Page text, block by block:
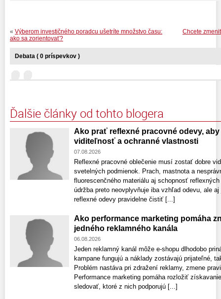
Chcete
« Výberom investičného poradcu ušetríte množstvo času:
ako sa zorientovať?
Debata ( 0 príspevkov )
Ďalšie články od tohto blogera
Ako prať reflexné pracovné odevy,
viditeľnosť a ochranné vlastnosti
07.08.2026
Reflexné pracovné oblečenie musí zostať dobre
svetelných podmienok. Prach, mastnota a
fluorescenčného materiálu aj schopnosť
údržba preto neovplyvňuje iba vzhľad odevu, ale
reflexné odevy pravidelne čistiť [...]
Ako performance marketing pomáha
jedného reklamného kanála
06.08.2026
Jeden reklamný kanál môže e-shopu dlhodobo
kampane fungujú a náklady zostávajú prijateľné,
Problém nastáva pri zdražení reklamy, zmene
Performance marketing pomáha rozložiť
sledovať, ktoré z nich podporujú [...]